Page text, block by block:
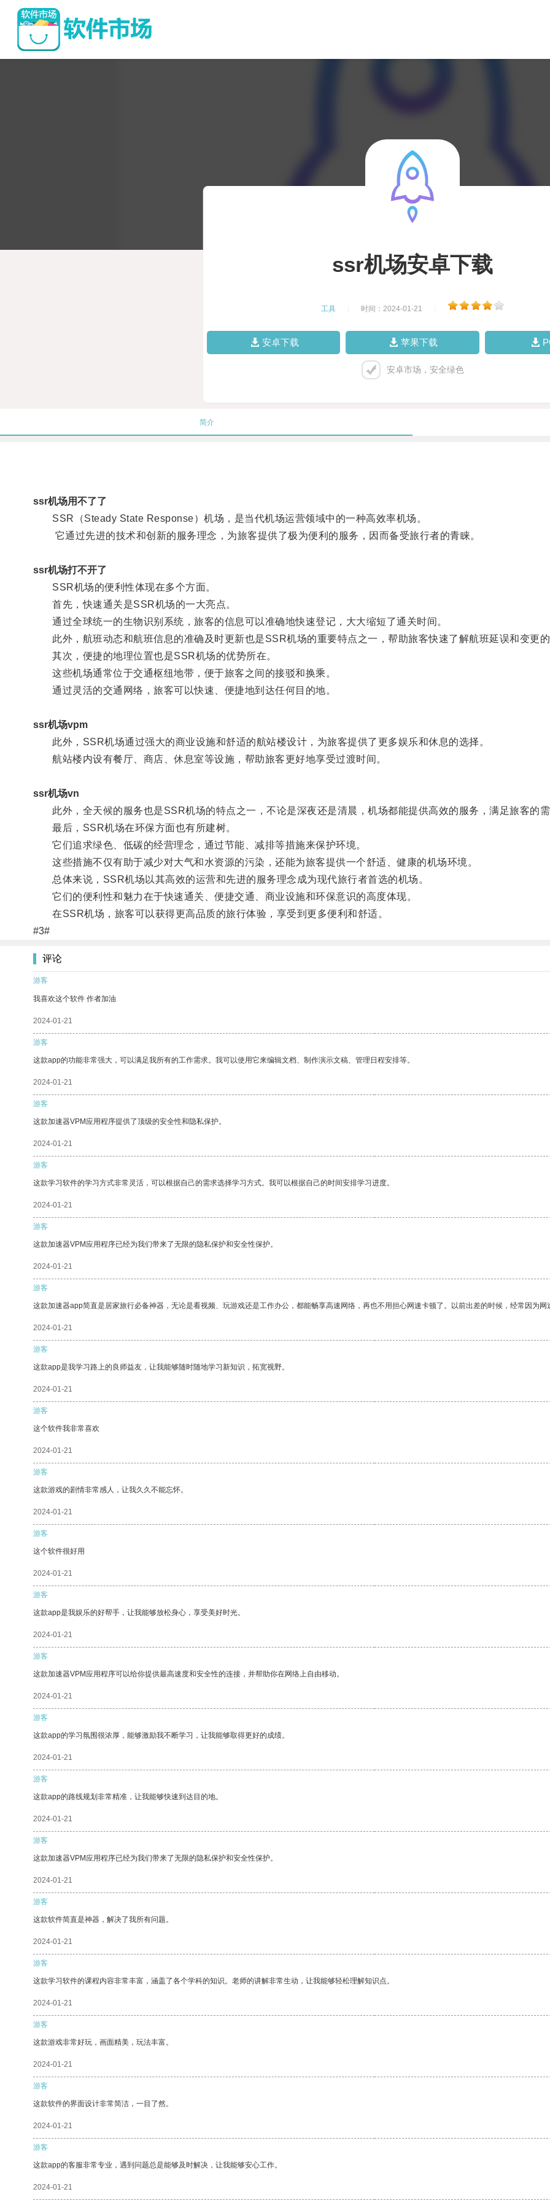
ssr机场安卓下载
工具 时间：2024-01-21
安卓下载 苹果下载
安卓市场，安全绿色
简介
ssr机场用不了了
SSR（Steady State Response）机场，是当代机场运营领域中的一种高效率机场。
它通过先进的技术和创新的服务理念，为旅客提供了极为便利的服务，因而备受旅行者的青睐。
ssr机场打不开了
SSR机场的便利性体现在多个方面。
首先，快速通关是SSR机场的一大亮点。
通过全球统一的生物识别系统，旅客的信息可以准确地快速登记，大大缩短了通关时间。
此外，航班动态和航班信息的准确及时更新也是SSR机场的重要特点之一，帮助旅客快速了解航班延误和变更的
其次，便捷的地理位置也是SSR机场的优势所在。
这些机场通常位于交通枢纽地带，便于旅客之间的接驳和换乘。
通过灵活的交通网络，旅客可以快速、便捷地到达任何目的地。
ssr机场vpm
此外，SSR机场通过强大的商业设施和舒适的航站楼设计，为旅客提供了更多娱乐和休息的选择。
航站楼内设有餐厅、商店、休息室等设施，帮助旅客更好地享受过渡时间。
ssr机场vn
此外，全天候的服务也是SSR机场的特点之一，不论是深夜还是清晨，机场都能提供高效的服务，满足旅客的需
最后，SSR机场在环保方面也有所建树。
它们追求绿色、低碳的经营理念，通过节能、减排等措施来保护环境。
这些措施不仅有助于减少对大气和水资源的污染，还能为旅客提供一个舒适、健康的机场环境。
总体来说，SSR机场以其高效的运营和先进的服务理念成为现代旅行者首选的机场。
它们的便利性和魅力在于快速通关、便捷交通、商业设施和环保意识的高度体现。
在SSR机场，旅客可以获得更高品质的旅行体验，享受到更多便利和舒适。
#3#
评论
游客
我喜欢这个软件 作者加油
2024-01-21
游客
这款app的功能非常强大，可以满足我所有的工作需求。我可以使用它来编辑文档、制作演示文稿、管理日程安排等。
2024-01-21
游客
这款加速器VPM应用程序提供了顶级的安全性和隐私保护。
2024-01-21
游客
这款学习软件的学习方式非常灵活，可以根据自己的需求选择学习方式。我可以根据自己的时间安排学习进度。
2024-01-21
游客
这款加速器VPM应用程序已经为我们带来了无限的隐私保护和安全性保护。
2024-01-21
游客
这款加速器app简直是居家旅行必备神器，无论是看视频、玩游戏还是工作办公，都能畅享高速网络，再也不用担心网速卡顿了。以前出差的时候，经常因为
2024-01-21
游客
这款app是我学习路上的良师益友，让我能够随时随地学习新知识，拓宽视野。
2024-01-21
游客
这个软件我非常喜欢
2024-01-21
游客
这款游戏的剧情非常感人，让我久久不能忘怀。
2024-01-21
游客
这个软件很好用
2024-01-21
游客
这款app是我娱乐的好帮手，让我能够放松身心，享受美好时光。
2024-01-21
游客
这款加速器VPM应用程序可以给你提供最高速度和安全性的连接，并帮助你在网络上自由移动。
2024-01-21
游客
这款app的学习氛围很浓厚，能够激励我不断学习，让我能够取得更好的成绩。
2024-01-21
游客
这款app的路线规划非常精准，让我能够快速到达目的地。
2024-01-21
游客
这款加速器VPM应用程序已经为我们带来了无限的隐私保护和安全性保护。
2024-01-21
游客
这款软件简直是神器，解决了我所有问题。
2024-01-21
游客
这款学习软件的课程内容非常丰富，涵盖了各个学科的知识。老师的讲解非常生动，让我能够轻松理解知识点。
2024-01-21
游客
这款游戏非常好玩，画面精美，玩法丰富。
2024-01-21
游客
这款软件的界面设计非常简洁，一目了然。
2024-01-21
游客
这款app的客服非常专业，遇到问题总是能够及时解决，让我能够安心工作。
2024-01-21